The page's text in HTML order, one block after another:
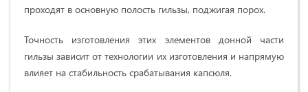
проходят в основную полость гильзы, поджигая порох.
Точность изготовления этих элементов донной части
гильзы зависит от технологии их изготовления и напрямую
влияет на стабильность срабатывания капсюля.